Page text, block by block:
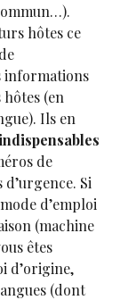
hôtes ce
informations
(en
Ils en
de
Si
d’emploi
(machine
êtes
d’origine,
(dont